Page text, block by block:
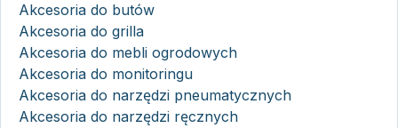
Akcesoria do butów
Akcesoria do grilla
Akcesoria do mebli ogrodowych
Akcesoria do monitoringu
Akcesoria do narzędzi pneumatycznych
Akcesoria do narzędzi ręcznych